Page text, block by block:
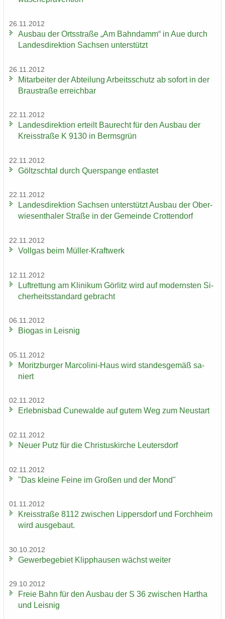
26.11.2012
Aus­bau der Orts­stra­ße „Am Bahn­damm“ in Aue durch
Lan­des­di­rek­ti­on Sach­sen un­ter­stützt
26.11.2012
Mit­ar­bei­ter der Ab­tei­lung Ar­beits­schutz ab so­fort in der
Brau­stra­ße er­reich­bar
22.11.2012
Lan­des­di­rek­ti­on er­teilt Bau­recht für den Aus­bau der
Kreis­stra­ße K 9130 in Berms­grün
22.11.2012
Göltzsch­tal durch Quer­span­ge ent­las­tet
22.11.2012
Lan­des­di­rek­ti­on Sach­sen un­ter­stützt Aus­bau der Ober­
wie­sen­tha­ler Stra­ße in der Ge­mein­de Crot­ten­dorf
22.11.2012
Voll­gas beim Müller-​Kraftwerk
12.11.2012
Luft­ret­tung am Kli­ni­kum Gör­litz wird auf mo­derns­ten Si­
cher­heits­stan­dard ge­bracht
06.11.2012
Bio­gas in Leis­nig
05.11.2012
Mo­ritz­bur­ger Marcolini-​Haus wird stan­des­ge­mäß sa­
niert
02.11.2012
Er­leb­nis­bad Cu­n­e­wal­de auf gutem Weg zum Neu­start
02.11.2012
Neuer Putz für die Chris­tus­kir­che Leu­ters­dorf
02.11.2012
"Das klei­ne Feine im Gro­ßen und der Mond"
01.11.2012
Kreis­stra­ße 8112 zwi­schen Lip­pers­dorf und Forch­heim
wird aus­ge­baut.
30.10.2012
Ge­wer­be­ge­biet Klipp­hau­sen wächst wei­ter
29.10.2012
Freie Bahn für den Aus­bau der S 36 zwi­schen Har­tha
und Leis­nig